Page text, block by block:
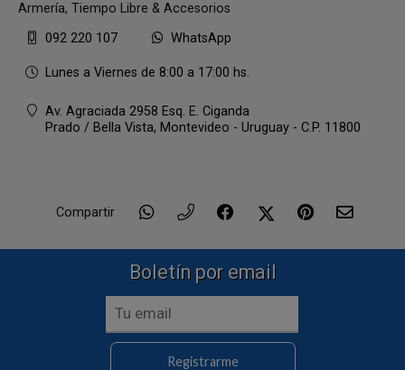
Armería, Tiempo Libre & Accesorios
092 220 107
WhatsApp
Lunes a Viernes de 8:00 a 17:00 hs.
Av. Agraciada 2958 Esq. E. Ciganda
Prado / Bella Vista, Montevideo - Uruguay - C.P. 11800
Compartir
Boletín por email
Registrarme